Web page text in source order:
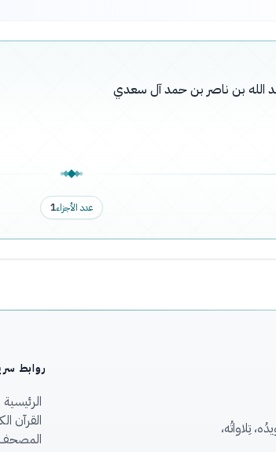
الله بن ناصر بن حمد آل سعدي
عدد الأجزاء1
تِلاواتُه،
روابط
الرئيسية
القرآن
المصحف